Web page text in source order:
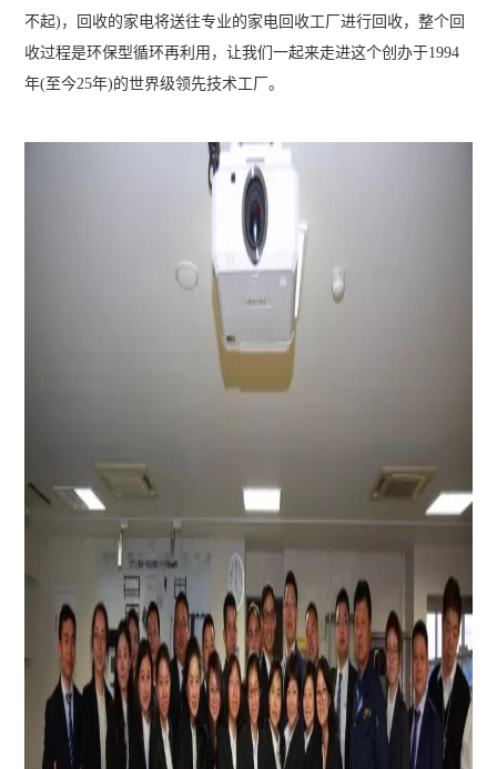
不起)，回收的家电将送往专业的家电回收工厂进行回收，整个回
收过程是环保型循环再利用，让我们一起来走进这个创办于1994
年(至今25年)的世界级领先技术工厂。